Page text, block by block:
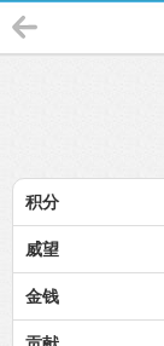
积分
威望
金钱